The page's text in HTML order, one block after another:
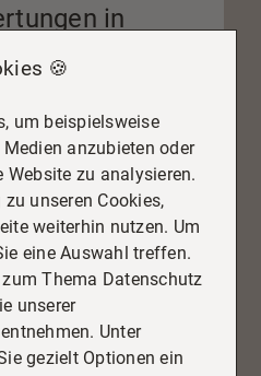
in
Partner, wenn
in Petersberggeht.
besitzen wir umfangreiche
und die neuesten
Expertise nutzen wir, um
BewertungIhrer
Ziel ist es, den Wert
bestimmen, sondern ihn
optimal darzustellen.
bewährtesHomestaging
🍪
um beispielsweise
anzubieten oder
zu analysieren.
unseren Cookies,
weiterhin nutzen. Um
eine Auswahl treffen.
Thema Datenschutz
unserer
entnehmen. Unter
gezielt Optionen ein